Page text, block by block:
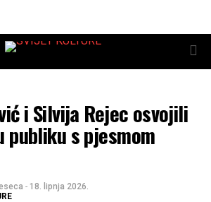
i Silvija Rejec osvojili
publiku s pjesmom
- 18. lipnja 2026.